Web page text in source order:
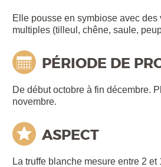
Elle pousse en symbiose avec des
multiples (tilleul, chêne, saule,
PÉRIODE DE
De début octobre à fin décembre.
novembre.
ASPECT
La truffe blanche mesure entre 2